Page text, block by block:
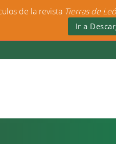
de la revista Tierras de
Ir a